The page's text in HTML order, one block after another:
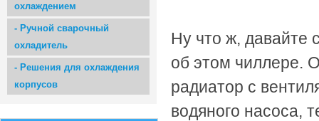
охлаждением
- Ручной сварочный
охладитель
- Решения для охлаждения
корпусов
Ну что ж, давайте
об этом чиллере.
радиатор с
водяного насоса,